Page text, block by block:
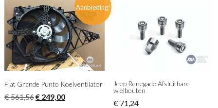
Aanbieding!
Fiat Grande Punto Koelventilator
€561,56Oorspronkelijke
€249,00Huidige
Jeep Renegade Afsluitbare
wielbouten
€ 71,24